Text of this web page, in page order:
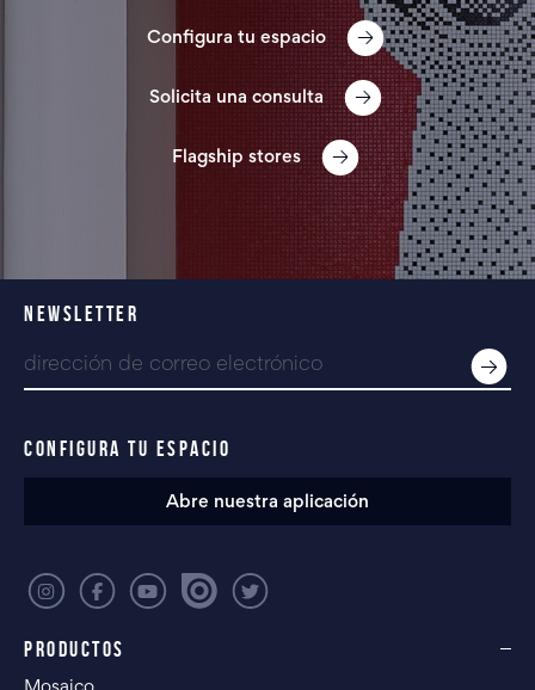
Configura tu espacio
Solicita una consulta
Flagship stores
PRODUCTOS
NEWSLETTER
CONFIGURA TU ESPACIO
Abre nuestra aplicación